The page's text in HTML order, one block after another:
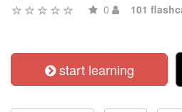
0 101
start learning